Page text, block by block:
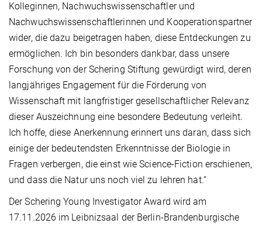
Kolleginnen, Nachwuchswissenschaftler und
Nachwuchswissenschaftlerinnen und Kooperationspartner
wider, die dazu beigetragen haben, diese Entdeckungen zu
ermöglichen. Ich bin besonders dankbar, dass unsere
Forschung von der Schering Stiftung gewürdigt wird, deren
langjähriges Engagement für die Förderung von
Wissenschaft mit langfristiger gesellschaftlicher Relevanz
dieser Auszeichnung eine besondere Bedeutung verleiht.
Ich hoffe, diese Anerkennung erinnert uns daran, dass sich
einige der bedeutendsten Erkenntnisse der Biologie in
Fragen verbergen, die einst wie Science-Fiction erschienen,
und dass die Natur uns noch viel zu lehren hat.“
Der Schering Young Investigator Award wird am
17.11.2026 im Leibnizsaal der Berlin-Brandenburgische